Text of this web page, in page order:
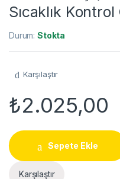
Sıcaklık Kontrol
Durum:Stokta
Karşılaştır
₺2.025,00
Sepete Ekle
Karşılaştır